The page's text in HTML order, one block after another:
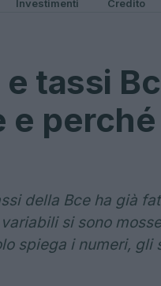
Investimenti Credito
tassi
e
della Bce ha già
si sono
spiega i numeri,